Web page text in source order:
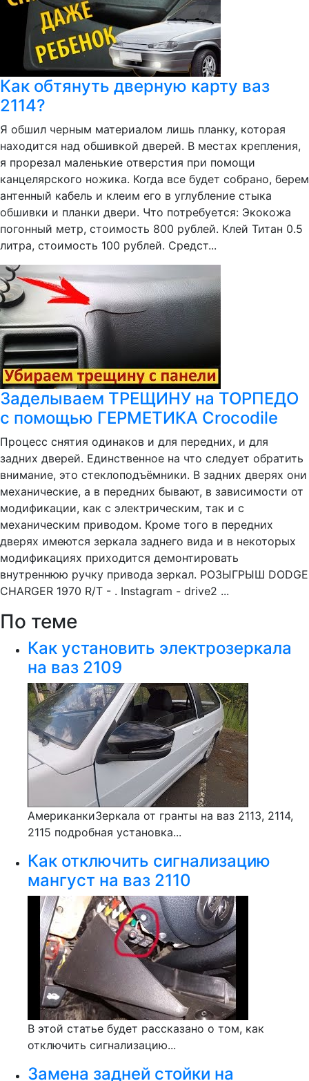
Как обтянуть дверную карту ваз
2114?
Я обшил черным материалом лишь планку, которая
находится над обшивкой дверей. В местах крепления,
я прорезал маленькие отверстия при помощи
канцелярского ножика. Когда все будет собрано, берем
антенный кабель и клеим его в углубление стыка
обшивки и планки двери. Что потребуется: Экокожа
погонный метр, стоимость 800 рублей. Клей Титан 0.5
литра, стоимость 100 рублей. Средст...
Заделываем ТРЕЩИНУ на ТОРПЕДО
с помощью ГЕРМЕТИКА Crocodile
Процесс снятия одинаков и для передних, и для
задних дверей. Единственное на что следует обратить
внимание, это стеклоподъёмники. В задних дверях они
механические, а в передних бывают, в зависимости от
модификации, как с электрическим, так и с
механическим приводом. Кроме того в передних
дверях имеются зеркала заднего вида и в некоторых
модификациях приходится демонтировать
внутреннюю ручку привода зеркал. РОЗЫГРЫШ DODGE
CHARGER 1970 R/T - . Instagram - drive2 ...
По теме
Как установить электрозеркала
на ваз 2109
АмериканкиЗеркала от гранты на ваз 2113, 2114,
2115 подробная установка...
Как отключить сигнализацию
мангуст на ваз 2110
В этой статье будет рассказано о том, как
отключить сигнализацию...
Замена задней стойки на